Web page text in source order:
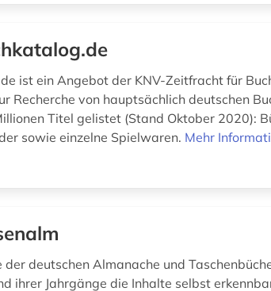
ist ein Angebot der KNV-Zeitfracht für
Recherche von hauptsächlich deutschen
Titel gelistet (Stand Oktober 2020):
sowie einzelne Spielwaren. Mehr
deutschen Almanache und
ihrer Jahrgänge die Inhalte selbst